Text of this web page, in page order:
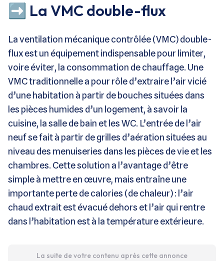
➡️ La VMC double-flux
La ventilation mécanique contrôlée (VMC) double-
flux est un équipement indispensable pour limiter,
voire éviter, la consommation de chauffage. Une
VMC traditionnelle a pour rôle d’extraire l’air vicié
d’une habitation à partir de bouches situées dans
les pièces humides d’un logement, à savoir la
cuisine, la salle de bain et les WC. L’entrée de l’air
neuf se fait à partir de grilles d’aération situées au
niveau des menuiseries dans les pièces de vie et les
chambres. Cette solution a l’avantage d’être
simple à mettre en œuvre, mais entraîne une
importante perte de calories (de chaleur) : l’air
chaud extrait est évacué dehors et l’air qui rentre
dans l’habitation est à la température extérieure.
La suite de votre contenu après cette annonce